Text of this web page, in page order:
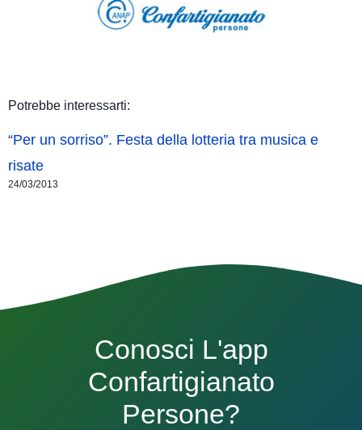
Potrebbe interessarti:
“Per un sorriso”. Festa della lotteria tra musica e
risate
24/03/2013
Conosci L'app
Confartigianato
Persone?